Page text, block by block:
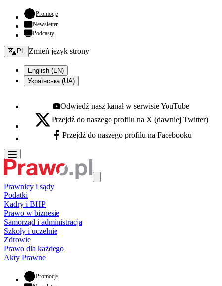
Promocje- otwiera się w nowej karcie
Newsletter
Podcasty
Zmień język - bieżący:
PL Zmień język strony
English (EN)
Українська (UA)
Youtube - otwiera się w nowej karcie
Odwiedź nasz kanał w serwisie YouTube
X - otwiera się w nowej karcie
Przejdź do naszego profilu na X (dawniej Twitter)
Facebook - otwiera się w nowej karcie
Przejdź do naszego profilu na Facebooku
Prawnicy i sądy
Podatki
Kadry i BHP
Prawo w biznesie
Samorząd i administracja
Szkoły i uczelnie
Zdrowie
Prawo dla każdego
Akty Prawne
Promocje- otwiera się w nowej karcie